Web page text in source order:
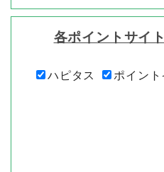
各ポイントサイ
ハピタス ポイント